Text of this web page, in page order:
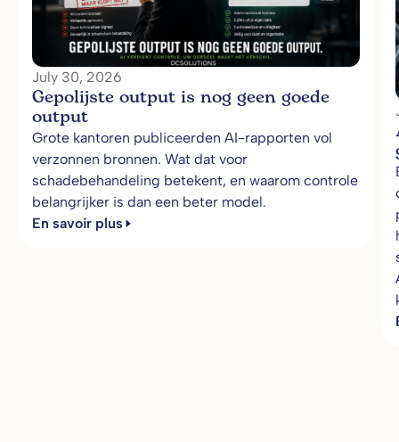
July 30, 2026
Gepolijste output is nog geen goede
output
Grote kantoren publiceerden AI-rapporten vol
verzonnen bronnen. Wat dat voor
schadebehandeling betekent, en waarom controle
belangrijker is dan een beter model.
En savoir plus